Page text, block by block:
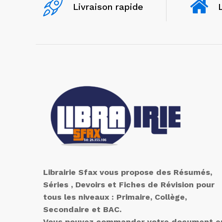
Livraison rapide
Librairie Sfax vous propose des Résumés,
Séries , Devoirs et Fiches de Révision pour
tous les niveaux : Primaire, Collège,
Secondaire et BAC.